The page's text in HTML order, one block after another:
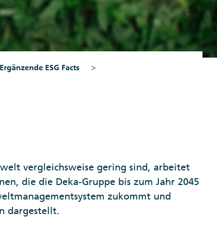
Ergänzende ESG Facts
vergleichsweise gering sind, arbeitet
die die Deka-Gruppe bis zum Jahr 2045
zukommt und
dargestellt.